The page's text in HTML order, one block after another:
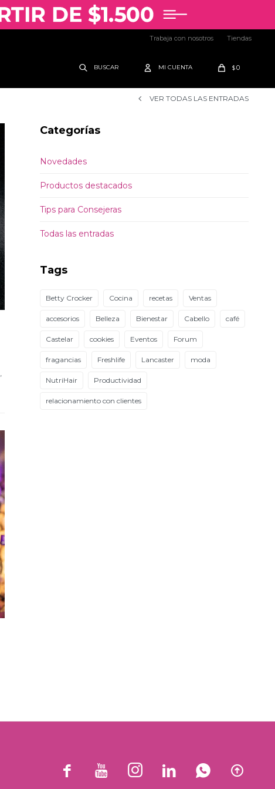
$0
Trabaja con nosotros Tiendas
VER TODAS LAS ENTRADAS
Categorías
Novedades
Productos destacados
Tips para Consejeras
Todas las entradas
Tags
Betty Crocker Cocina recetas Ventas
accesorios Belleza Bienestar Cabello café
Castelar cookies Eventos Forum
fragancias Freshlife Lancaster moda
NutriHair Productividad
relacionamiento con clientes
     